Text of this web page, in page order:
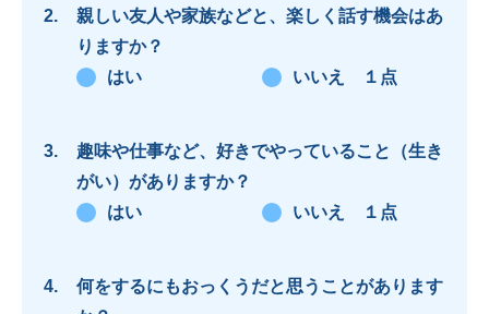
親しい友人や家族などと、楽しく話す機会はあ
りますか？
はい
いいえ １点
趣味や仕事など、好きでやっていること（生き
がい）がありますか？
はい
いいえ １点
何をするにもおっくうだと思うことがあります